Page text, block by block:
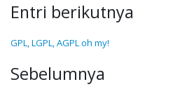
Entri berikutnya
GPL, LGPL, AGPL oh my!
Sebelumnya